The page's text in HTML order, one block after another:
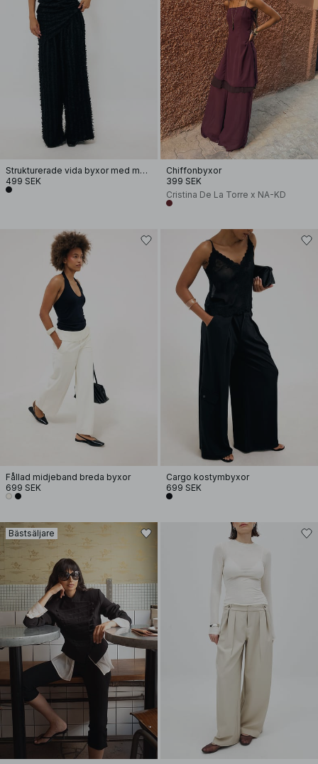
Strukturerade vida byxor med medelhög midja
499 SEK
Chiffonbyxor
399 SEK
Cristina De La Torre x NA-KD
Fållad midjeband breda byxor
699 SEK
Cargo kostymbyxor
699 SEK
Bästsäljare